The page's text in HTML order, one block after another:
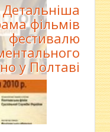
Детальніша
фільмів
фестивалю
у Полтаві